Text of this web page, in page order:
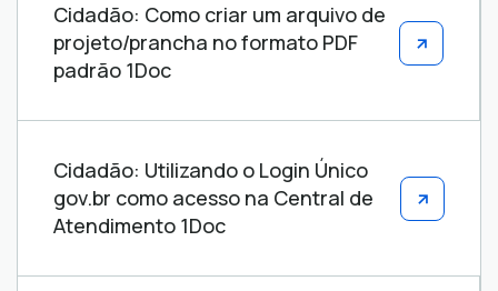
Cidadão: Como criar um arquivo de
projeto/prancha no formato PDF
padrão 1Doc
Cidadão: Utilizando o Login Único
gov.br como acesso na Central de
Atendimento 1Doc
ajuda